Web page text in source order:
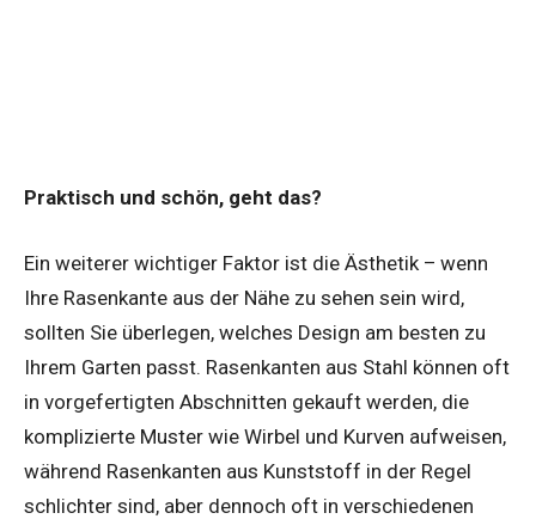
Praktisch und schön, geht das?
Ein weiterer wichtiger Faktor ist die Ästhetik – wenn
Ihre Rasenkante aus der Nähe zu sehen sein wird,
sollten Sie überlegen, welches Design am besten zu
Ihrem Garten passt. Rasenkanten aus Stahl können oft
in vorgefertigten Abschnitten gekauft werden, die
komplizierte Muster wie Wirbel und Kurven aufweisen,
während Rasenkanten aus Kunststoff in der Regel
schlichter sind, aber dennoch oft in verschiedenen